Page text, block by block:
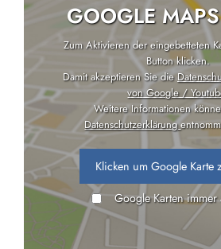
GOOGLE
Zum Aktivieren der eingebetteten
Button klicken.
Damit akzeptieren Sie die
von Google /
Weitere Informationen
Datenschutzerklärung
Klicken um Google Karte
Google Karten